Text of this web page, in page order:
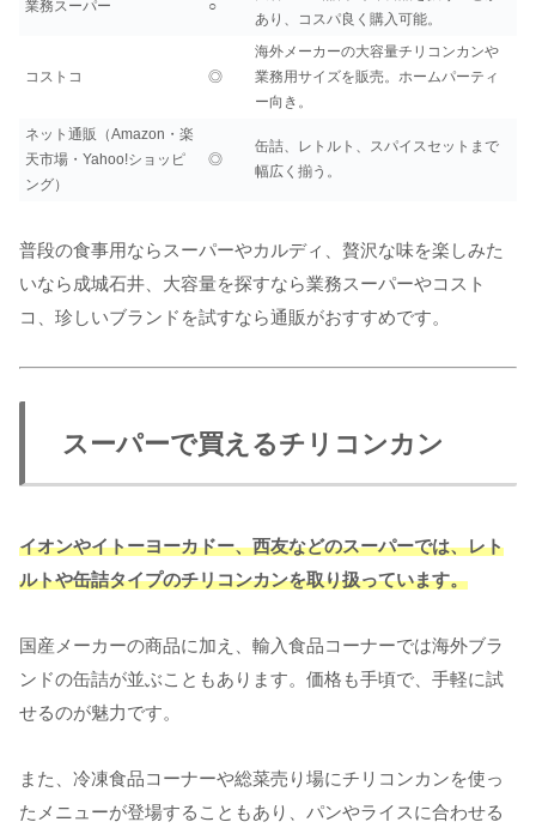
業務スーパー ○
あり、コスパ良く購入可能。
コストコ ◎
海外メーカーの大容量チリコンカンや
業務用サイズを販売。ホームパーティ
ー向き。
ネット通販（Amazon・楽
天市場・Yahoo!ショッピ
ング）
◎
缶詰、レトルト、スパイスセットまで
幅広く揃う。
普段の食事用ならスーパーやカルディ、贅沢な味を楽しみた
いなら成城石井、大容量を探すなら業務スーパーやコスト
コ、珍しいブランドを試すなら通販がおすすめです。
スーパーで買えるチリコンカン
イオンやイトーヨーカドー、西友などのスーパーでは、レト
ルトや缶詰タイプのチリコンカンを取り扱っています。
国産メーカーの商品に加え、輸入食品コーナーでは海外ブラ
ンドの缶詰が並ぶこともあります。価格も手頃で、手軽に試
せるのが魅力です。
また、冷凍食品コーナーや総菜売り場にチリコンカンを使っ
たメニューが登場することもあり、パンやライスに合わせる